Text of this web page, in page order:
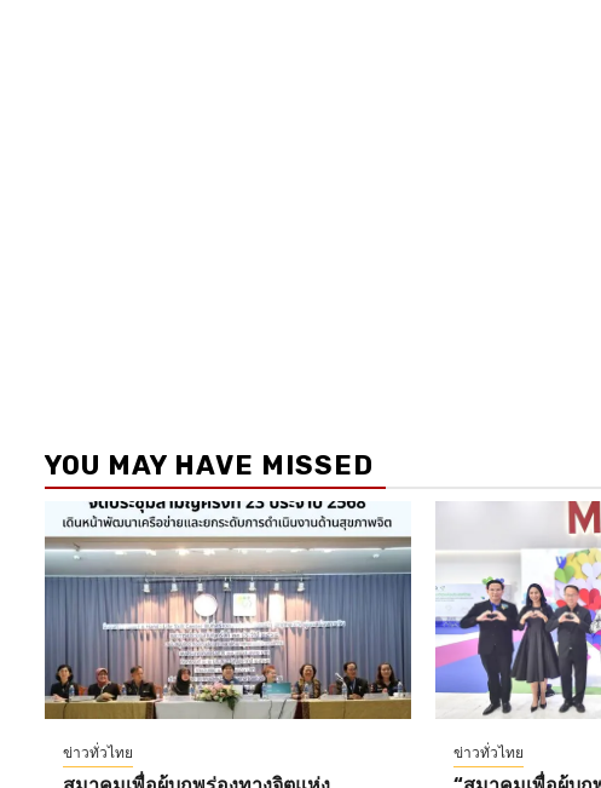
YOU MAY HAVE MISSED
ข่าวทั่วไทย ข่าวทั่วไทย